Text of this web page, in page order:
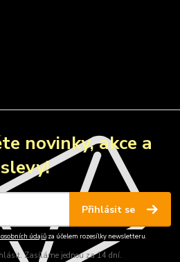
novinky, akce a
slevy!
Přihlásit se
údajůza účelem rozesílky newsletteru.
Zasíláme jednou za 14 dní.